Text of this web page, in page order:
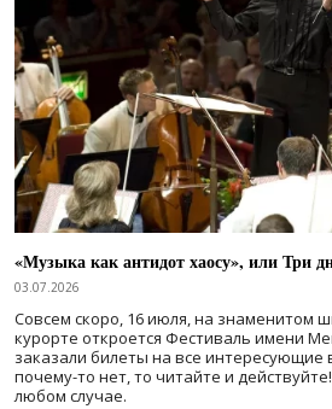
«Музыка как антидот хаосу», или Три
03.07.2026
Совсем скоро, 16 июля, на знаменитом
курорте откроется Фестиваль имени
заказали билеты на все интересующие
почему-то нет, то читайте и
любом случае.